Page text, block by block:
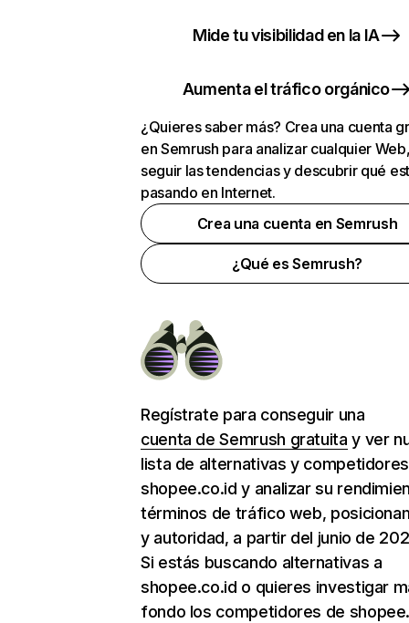
Mide tu visibilidad en la IA
Aumenta el tráfico orgánico
¿Quieres saber más? Crea una cuenta
en Semrush para analizar cualquier
seguir las tendencias y descubrir qué
pasando en Internet.
Crea una cuenta en Semrush
¿Qué es Semrush?
Regístrate para conseguir una
cuenta de Semrush gratuita y ver
lista de alternativas y
shopee.co.id y analizar su
términos de tráfico web,
y autoridad, a partir del junio de
Si estás buscando alternativas a
shopee.co.id o quieres investigar
fondo los competidores de